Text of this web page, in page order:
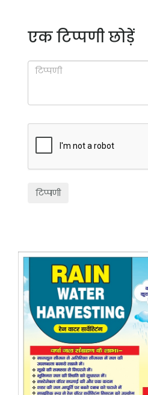
एक टिप्पणी छोड़ें